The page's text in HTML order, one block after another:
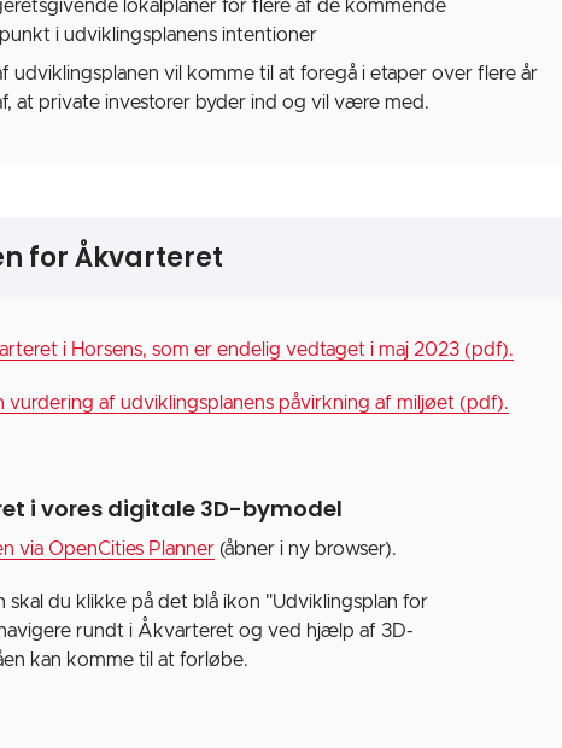
lokalplaner for flere af de kommende
i udviklingsplanens intentioner
udviklingsplanen vil komme til at foregå i etaper over flere år
at private investorer byder ind og vil være med.
for Åkvarteret
i Horsens, som er endelig vedtaget i maj 2023 (pdf).
vurdering af udviklingsplanens påvirkning af miljøet (pdf).
i vores digitale 3D-bymodel
via OpenCities Planner(åbner i ny browser).
skal du klikke på det blå ikon "Udviklingsplan for
rundt i Åkvarteret og ved hjælp af 3D-
kan komme til at forløbe.